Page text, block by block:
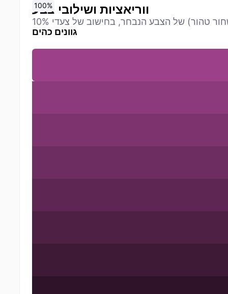
ווריאציות ושילובי צבע
גוונים כהים
0%
10%
20%
30%
40%
50%
60%
70%
80%
90%
100%